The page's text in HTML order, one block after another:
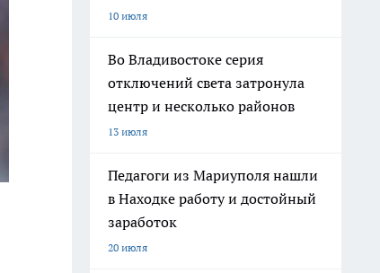
10 июля
Во Владивостоке серия
отключений света затронула
центр и несколько районов
13 июля
Педагоги из Мариуполя нашли
в Находке работу и достойный
заработок
20 июля